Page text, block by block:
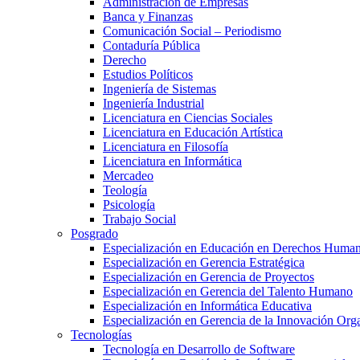
Banca y Finanzas
Comunicación Social – Periodismo
Contaduría Pública
Derecho
Estudios Políticos
Ingeniería de Sistemas
Ingeniería Industrial
Licenciatura en Ciencias Sociales
Licenciatura en Educación Artística
Licenciatura en Filosofía
Licenciatura en Informática
Mercadeo
Teología
Psicología
Trabajo Social
Posgrado
Especialización en Educación en Derechos
Especialización en Gerencia Estratégica
Especialización en Gerencia de Proyectos
Especialización en Gerencia del Talento Humano
Especialización en Informática Educativa
Especialización en Gerencia de la Innovación
Tecnologías
Tecnología en Desarrollo de Software